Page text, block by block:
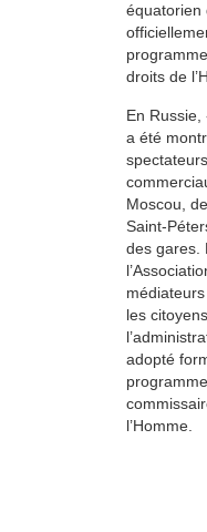
équatorien
droits de
En
a été
Moscou,
Saint-
des gares.
les
adopté
l’Homme.